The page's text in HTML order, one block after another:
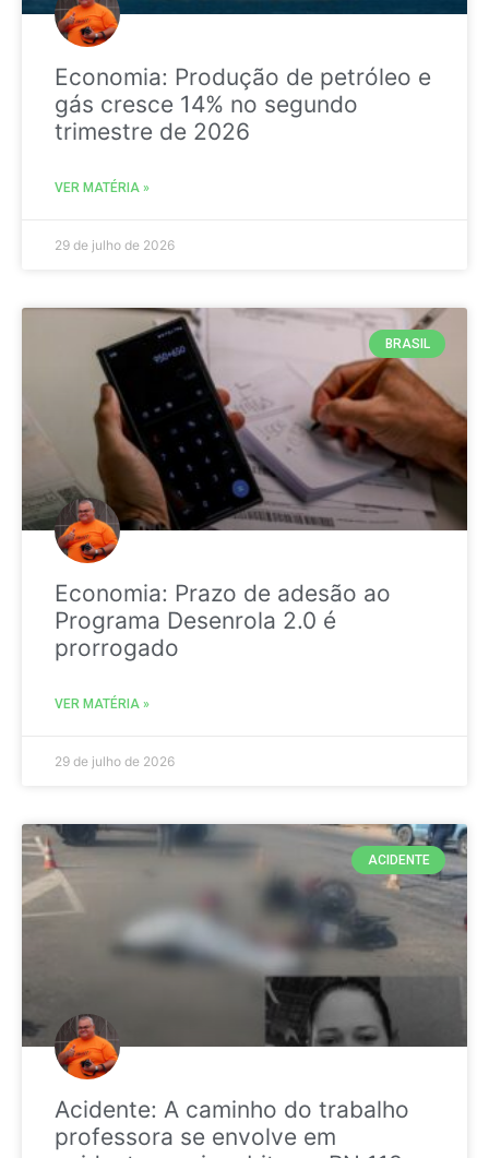
Economia: Produção de petróleo e
gás cresce 14% no segundo
trimestre de 2026
VER MATÉRIA »
29 de julho de 2026
BRASIL
Economia: Prazo de adesão ao
Programa Desenrola 2.0 é
prorrogado
VER MATÉRIA »
29 de julho de 2026
ACIDENTE
Acidente: A caminho do trabalho
professora se envolve em